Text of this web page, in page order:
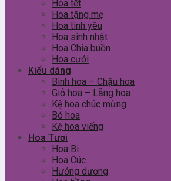
Hoa tết
Hoa tặng mẹ
Hoa tình yêu
Hoa sinh nhật
Hoa Chia buồn
Hoa cưới
Kiểu dáng
Bình hoa – Chậu hoa
Giỏ hoa – Lẵng hoa
Kệ hoa chúc mừng
Bó hoa
Kệ hoa viếng
Hoa Tươi
Hoa Bi
Hoa Cúc
Hướng dương